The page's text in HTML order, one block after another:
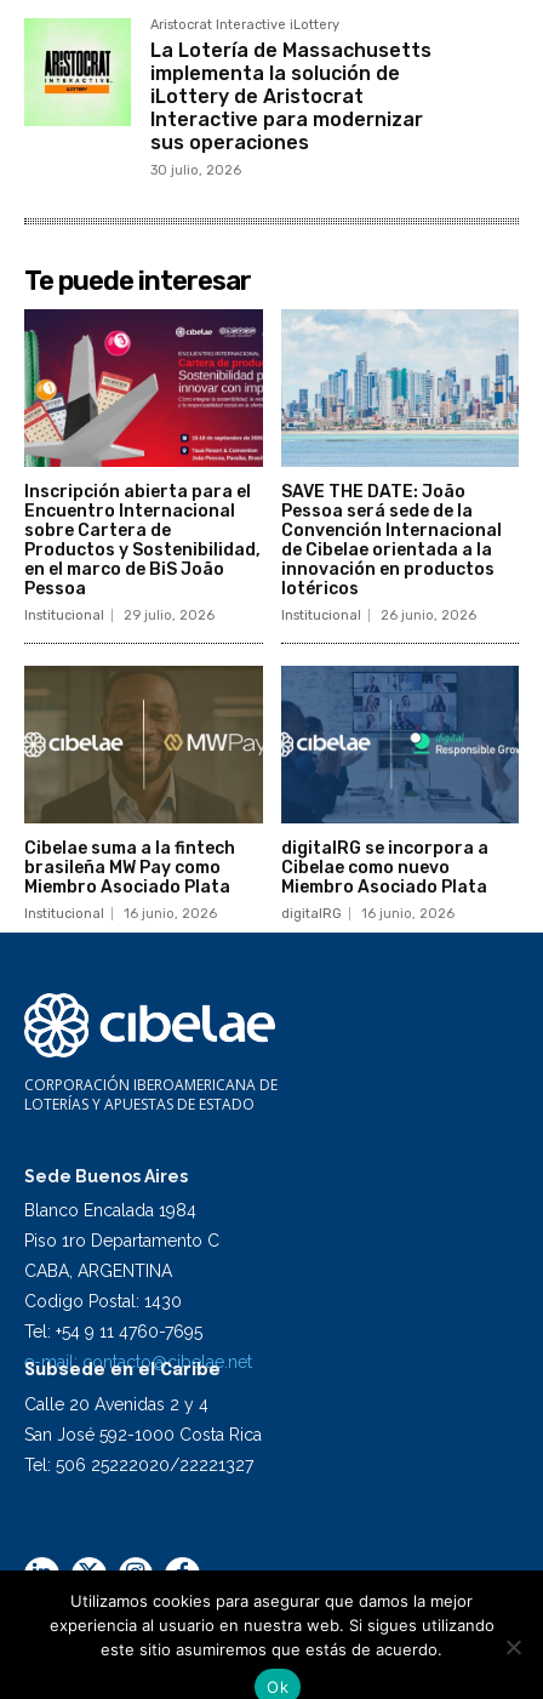
Aristocrat Interactive iLottery
La Lotería de Massachusetts
implementa la solución de
iLottery de Aristocrat
Interactive para modernizar
sus operaciones
30 julio, 2026
Te puede interesar
Inscripción abierta para el
Encuentro Internacional
sobre Cartera de
Productos y Sostenibilidad,
en el marco de BiS João
Pessoa
Institucional 29 julio, 2026
SAVE THE DATE: João
Pessoa será sede de la
Convención Internacional
de Cibelae orientada a la
innovación en productos
lotéricos
Institucional 26 junio, 2026
Cibelae suma a la fintech
brasileña MW Pay como
Miembro Asociado Plata
Institucional 16 junio, 2026
digitalRG se incorpora a
Cibelae como nuevo
Miembro Asociado Plata
digitalRG 16 junio, 2026
CORPORACIÓN IBEROAMERICANA DE
LOTERÍAS Y APUESTAS DE ESTADO
Sede Buenos Aires
Blanco Encalada 1984
Piso 1ro Departamento C
CABA, ARGENTINA
Codigo Postal: 1430
Tel: +54 9 11 4760-7695
e-mail: contacto@cibelae.net
Subsede en el Caribe
Calle 20 Avenidas 2 y 4
San José 592-1000 Costa Rica
Tel: 506 25222020/22221327
2024 Cibelae | Todos los derechos reservados
Utilizamos cookies para asegurar que damos la mejor
experiencia al usuario en nuestra web. Si sigues utilizando
este sitio asumiremos que estás de acuerdo.
Ok